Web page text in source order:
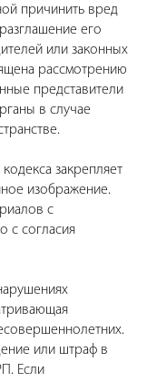
причинить вред
его
или законных
рассмотрению
представители
в случае
закрепляет
изображение.
с
с согласия
или штраф в
Если